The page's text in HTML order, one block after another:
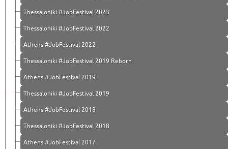
Thessaloniki #JobFestival 2023
Thessaloniki #JobFestival 2022
Athens #JobFestival 2022
Thessaloniki #JobFestival 2019 Reborn
Athens #JobFestival 2019
Thessaloniki #JobFestival 2019
Athens #JobFestival 2018
Thessaloniki #JobFestival 2018
Athens #JobFestival 2017